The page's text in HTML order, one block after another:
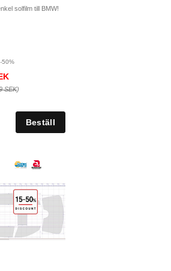
solfilm till BMW!
50%
SEK)